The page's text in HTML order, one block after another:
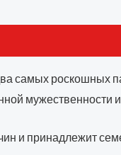
самых роскошных
мужественности и
и принадлежит